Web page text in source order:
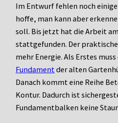
Im Entwurf fehlen noch einige
hoffe, man kann aber
soll. Bis jetzt hat die Arbeit
stattgefunden. Der
mehr Energie. Als Erstes
Fundament der alten
Danach kommt eine Reihe
Kontur. Dadurch ist
Fundamentbalken keine